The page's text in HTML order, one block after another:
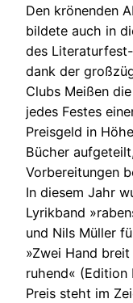
Den krönenden
bildete auch in
des
dank der
Clubs Meißen
jedes Festes
Preisgeld in
Bücher
Vorbereitungen
In diesem Jahr
Lyrikband
und Nils Müller
»Zwei Hand
ruhend« (Edition
Preis steht im